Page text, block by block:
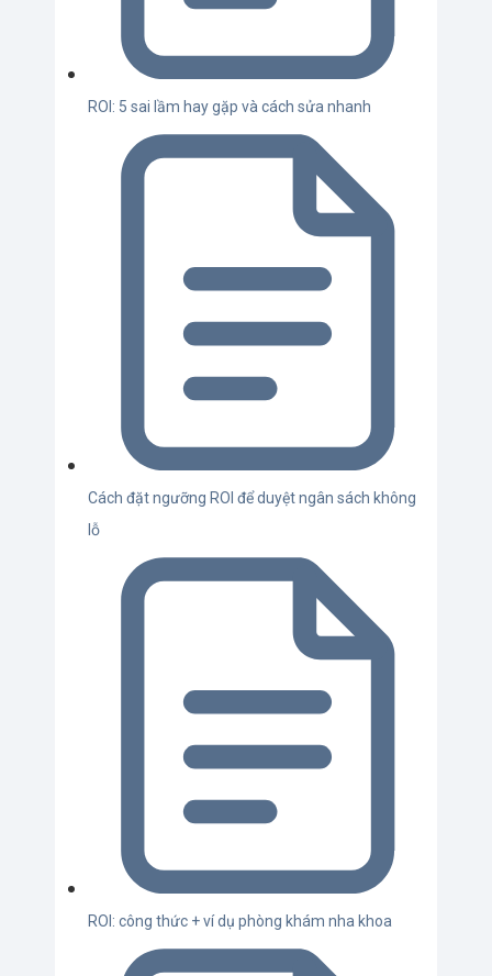
ROI: 5 sai lầm hay gặp và cách sửa nhanh
Cách đặt ngưỡng ROI để duyệt ngân sách không
lỗ
ROI: công thức + ví dụ phòng khám nha khoa